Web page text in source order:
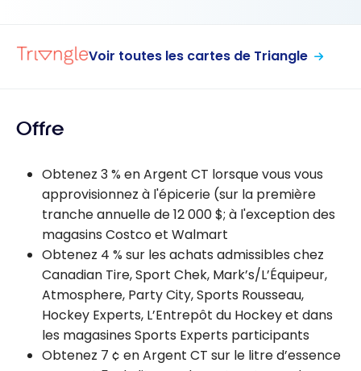
Voir toutes les cartes de Triangle
Offre
Obtenez 3 % en Argent CT lorsque vous vous
approvisionnez à l'épicerie (sur la première
tranche annuelle de 12 000 $; à l'exception des
magasins Costco et Walmart
Obtenez 4 % sur les achats admissibles chez
Canadian Tire, Sport Chek, Mark’s/L’Équipeur,
Atmosphere, Party City, Sports Rousseau,
Hockey Experts, L’Entrepôt du Hockey et dans
les magasines Sports Experts participants
Obtenez 7 ¢ en Argent CT sur le litre d’essence